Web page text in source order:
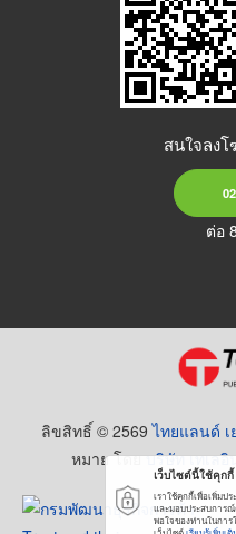
สนใจลง
ต่อ
ลิขสิทธิ์ © 2569ไทยแลนด์ เ
หมาย โดยบริษัท เทเล
เว็บไซต์นี้ใช้คุกกี้
เราใช้คุกกี้เพื่อเพิ่มป
และมอบประสบการ
พอใจของท่านในการ